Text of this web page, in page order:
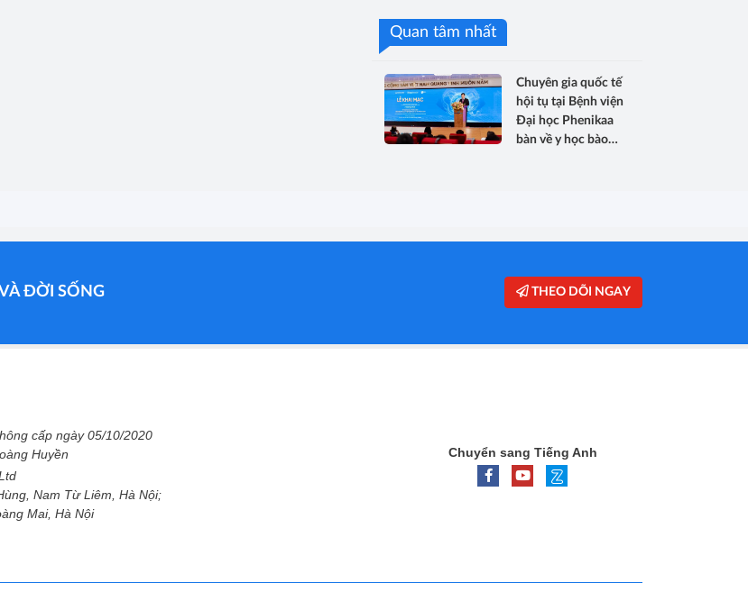
Quan tâm nhất
Chuyên gia quốc tế
hội tụ tại Bệnh viện
Đại học Phenikaa
bàn về y học bào
ĐỜI SỐNG THEO DÕI NGAY
cấp ngày 05/10/2020
Huyền
Nam Từ Liêm, Hà Nội;
Mai, Hà Nội
Chuyển sang Tiếng Anh